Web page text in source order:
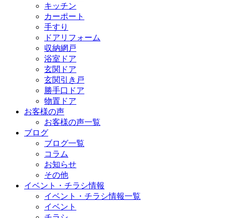
キッチン
カーポート
手すり
ドアリフォーム
収納網戸
浴室ドア
玄関ドア
玄関引き戸
勝手口ドア
物置ドア
お客様の声
お客様の声一覧
ブログ
ブログ一覧
コラム
お知らせ
その他
イベント・チラシ情報
イベント・チラシ情報一覧
イベント